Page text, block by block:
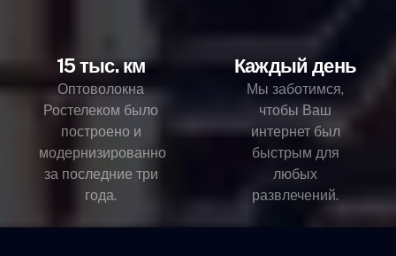
15 тыс. км
Оптоволокна
Ростелеком было
построено и
модернизированно
за последние три
года.
Каждый день
Мы заботимся,
чтобы Ваш
интернет был
быстрым для
любых
развлечений.